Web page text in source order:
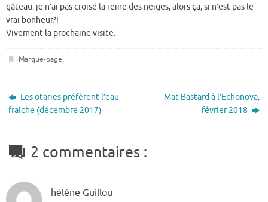
gâteau: je n’ai pas croisé la reine des neiges, alors ça, si n’est pas le
vrai bonheur?!
Vivement la prochaine visite.
Marque-page.
Les otaries préfèrent l’eau
fraiche (décembre 2017)
Mat Bastard à l’Echonova,
février 2018
2 commentaires :
héléne Guillou